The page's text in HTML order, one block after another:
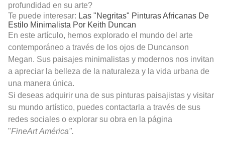
profundidad en su arte?
Te puede interesar: Las "Negritas" Pinturas Africanas De
Estilo Minimalista Por Keith Duncan
En este artículo, hemos explorado el mundo del arte
contemporáneo a través de los ojos de Duncanson
Megan. Sus paisajes minimalistas y modernos nos invitan
a apreciar la belleza de la naturaleza y la vida urbana de
una manera única.
Si deseas adquirir una de sus pinturas paisajistas y visitar
su mundo artístico, puedes contactarla a través de sus
redes sociales o explorar su obra en la página
"FineArtAmérica".